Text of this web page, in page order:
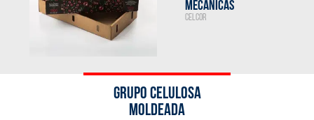
MECÁNICAS
CELCOR
GRUPO CELULOSA
MOLDEADA